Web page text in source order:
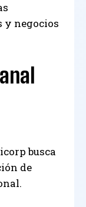
y negocios
busca
de